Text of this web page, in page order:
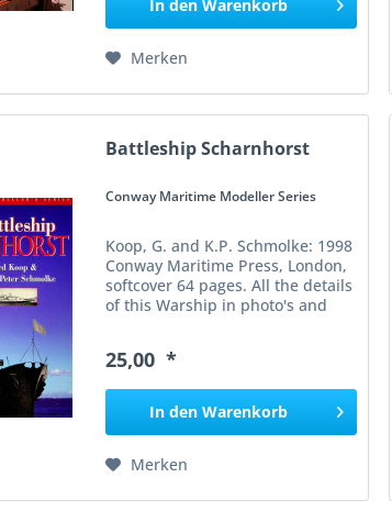
In den Warenkorb
Merken
Battleship Scharnhorst
Conway Maritime Modeller Series
Koop, G. and K.P. Schmolke: 1998
Conway Maritime Press, London,
softcover 64 pages. All the details
of this Warship in photo's and
development, and operational
history of the...
25,00 *
In den Warenkorb
Merken